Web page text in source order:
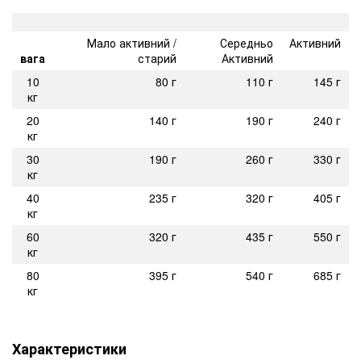
вага
Мало активний /
старий
Середньо
Активний
Активний
10
кг
80 г 110 г 145 г
20
кг
140 г 190 г 240 г
30
кг
190 г 260 г 330 г
40
кг
235 г 320 г 405 г
60
кг
320 г 435 г 550 г
80
кг
395 г 540 г 685 г
Характеристики